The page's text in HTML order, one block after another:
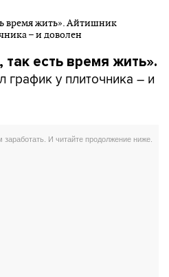
есть время жить».
у плиточника – и